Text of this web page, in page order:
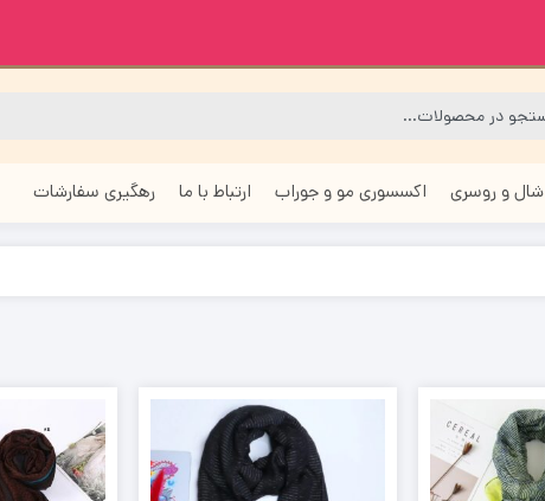
شال و روسری اکسسوری مو و جوراب ارتباط با ما رهگیری سفارشات